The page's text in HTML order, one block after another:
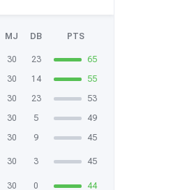
MJ DB PTS
30 23
65
30 14
55
30 23
53
30 5
49
30 9 45
30 3 45
30 0
44